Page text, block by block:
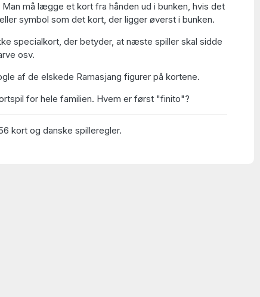
må lægge et kort fra hånden ud i bunken, hvis det
symbol som det kort, der ligger øverst i bunken.
specialkort, der betyder, at næste spiller skal sidde
osv.
af de elskede Ramasjang figurer på kortene.
for hele familien. Hvem er først "finito"?
kort og danske spilleregler.